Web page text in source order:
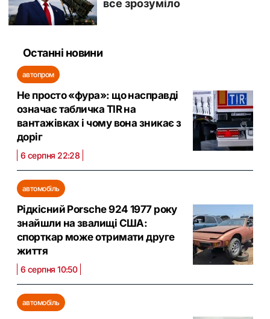
Останні новини
автопром
Не просто «фура»: що насправді
означає табличка TIR на
вантажівках і чому вона зникає з
доріг
6 серпня 22:28
автомобіль
Рідкісний Porsche 924 1977 року
знайшли на звалищі США:
спорткар може отримати друге
життя
6 серпня 10:50
автомобіль